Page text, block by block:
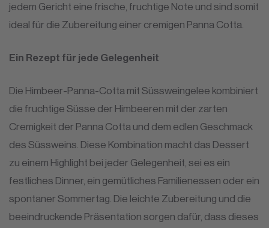
jedem Gericht eine frische, fruchtige Note und sind somit
ideal für die Zubereitung einer cremigen Panna Cotta.
Ein Rezept für jede Gelegenheit
Die Himbeer-Panna-Cotta mit Süssweingelee kombiniert
die fruchtige Süsse der Himbeeren mit der zarten
Cremigkeit der Panna Cotta und dem edlen Geschmack
des Süssweins. Diese Kombination macht das Dessert
zu einem Highlight bei jeder Gelegenheit, sei es ein
festliches Dinner, ein gemütliches Familienessen oder ein
spontaner Sommertag. Die leichte Zubereitung und die
beeindruckende Präsentation sorgen dafür, dass dieses